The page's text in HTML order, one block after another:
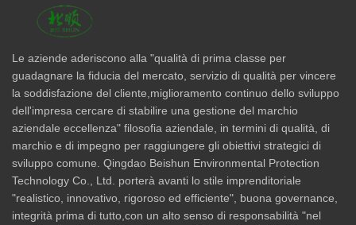
Le aziende aderiscono alla "qualità di prima classe per
guadagnare la fiducia del mercato, servizio di qualità per vincere
la soddisfazione del cliente,miglioramento continuo dello sviluppo
dell'impresa cercare di stabilire una gestione del marchio
aziendale eccellenza" filosofia aziendale, in termini di qualità, di
marchio e di impegno per raggiungere gli obiettivi strategici di
sviluppo comune. Qingdao Beishun Environmental Protection
Technology Co., Ltd. porterà avanti lo stile imprenditoriale
"realistico, innovativo, rigoroso ed efficiente", buona governance,
integrità prima di tutto,con un alto senso di responsabilità "nel